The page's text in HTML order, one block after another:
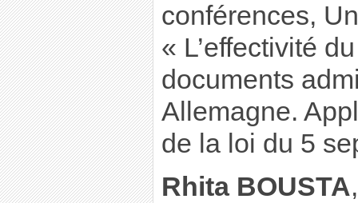
conférences,
« L’effectivité
documents
Allemagne.
de la loi du 5
Rhita BOUSTA